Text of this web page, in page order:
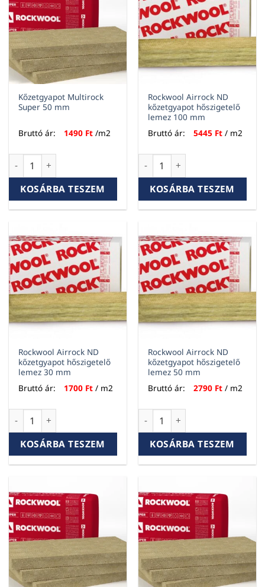
Kőzetgyapot Multirock
Super 50 mm
Bruttó ár: 1490 Ft /m2
Kőzetgyapot Multirock Super 50 mm mennyiség
KOSÁRBA TESZEM
Rockwool Airrock ND
kőzetgyapot hőszigetelő
lemez 100 mm
Bruttó ár:
5445 Ft / m2
Rockwool Airrock ND
KOSÁRBA TESZEM
Rockwool Airrock ND
kőzetgyapot hőszigetelő
lemez 30 mm
Bruttó ár:
1700 Ft / m2
Rockwool Airrock ND kőzetgyapot hőszigetelő lemez 30
KOSÁRBA TESZEM
Rockwool Airrock ND
kőzetgyapot hőszigetelő
lemez 50 mm
Bruttó ár:
2790 Ft / m2
Rockwool Airrock ND
KOSÁRBA TESZEM